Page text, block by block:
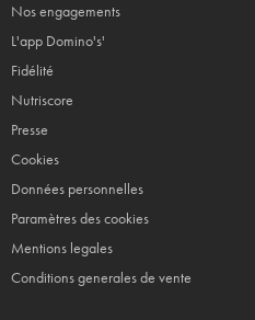
Nos engagements
L'app Domino's'
Fidélité
Nutriscore
Presse
Cookies
Données personnelles
Paramètres des cookies
Mentions legales
Conditions generales de vente